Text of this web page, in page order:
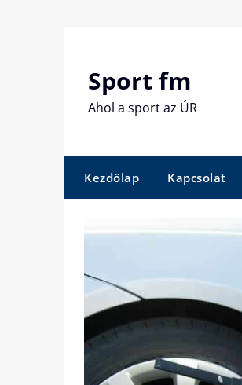
Sport fm
Ahol a sport az ÚR
Kezdőlap Kapcsolat